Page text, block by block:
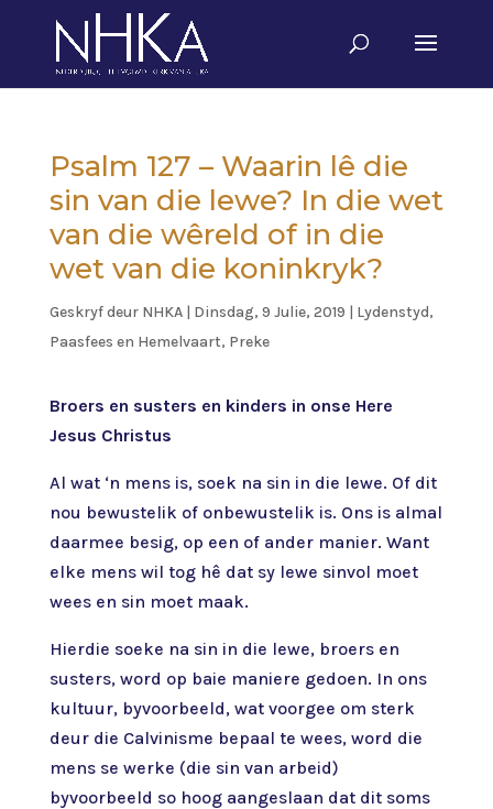
Psalm 127 – Waarin lê die
sin van die lewe? In die wet
van die wêreld of in die
wet van die koninkryk?
Geskryf deur NHKA| Dinsdag, 9 Julie, 2019 | Lydenstyd,
Paasfees en Hemelvaart, Preke
Broers en susters en kinders in onse Here
Jesus Christus
Al wat ‘n mens is, soek na sin in die lewe. Of dit
nou bewustelik of onbewustelik is. Ons is almal
daarmee besig, op een of ander manier. Want
elke mens wil tog hê dat sy lewe sinvol moet
wees en sin moet maak.
Hierdie soeke na sin in die lewe, broers en
susters, word op baie maniere gedoen. In ons
kultuur, byvoorbeeld, wat voorgee om sterk
deur die Calvinisme bepaal te wees, word die
mens se werke (die sin van arbeid)
byvoorbeeld so hoog aangeslaan dat dit soms